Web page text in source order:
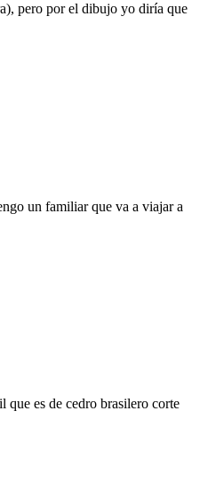
pero por el dibujo yo diría que
un familiar que va a viajar a
que es de cedro brasilero corte